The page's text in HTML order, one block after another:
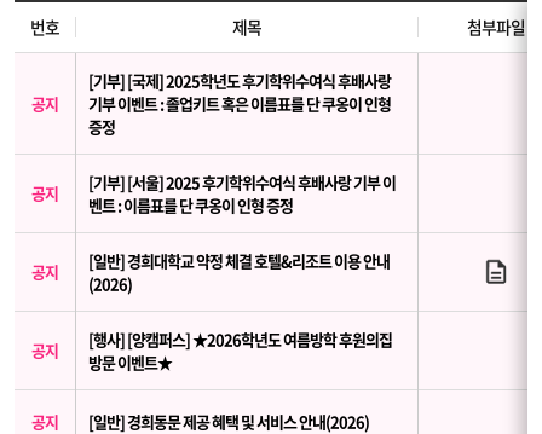
번호 제목 첨부파일
공지
[기부] [국제] 2025학년도 후기학위수여식 후배사랑
기부 이벤트 : 졸업키트 혹은 이름표를 단 쿠옹이 인형
증정
공지
[기부] [서울] 2025 후기학위수여식 후배사랑 기부 이
벤트 : 이름표를 단 쿠옹이 인형 증정
공지
[일반] 경희대학교 약정 체결 호텔&리조트 이용 안내
(2026)
공지
[행사] [양캠퍼스] ★2026학년도 여름방학 후원의집
방문 이벤트★
공지 [일반] 경희동문 제공 혜택 및 서비스 안내(2026)